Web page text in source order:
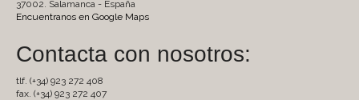
37002. Salamanca - España
Encuentranos en Google Maps
Contacta con nosotros:
tlf. (+34) 923 272 408
fax. (+34) 923 272 407